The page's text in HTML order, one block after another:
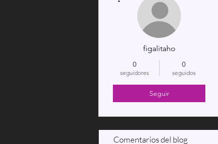
figalitaho
0
seguidores
0
seguidos
Seguir
Comentarios del blog